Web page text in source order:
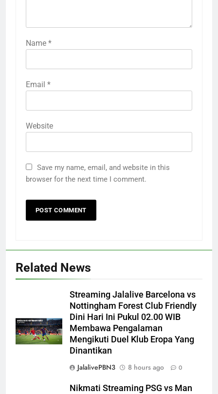
Name *
Email *
Website
Save my name, email, and website in this
browser for the next time I comment.
Related News
Streaming Jalalive Barcelona vs
Nottingham Forest Club Friendly
Dini Hari Ini Pukul 02.00 WIB
Membawa Pengalaman
Mengikuti Duel Klub Eropa Yang
Dinantikan
JalalivePBN3
8 hours ago 0
Nikmati Streaming PSG vs Man